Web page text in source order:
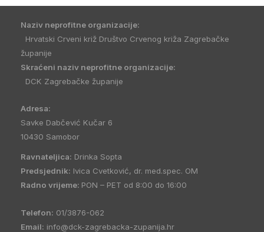
Naziv neprofitne organizacije:
Hrvatski Crveni križ Društvo Crvenog križa Zagrebačke
županije
Skraćeni naziv neprofitne organizacije:
DCK Zagrebačke županije
Adresa:
Savke Dabčević Kučar 6
10430 Samobor
Ravnateljica: Drinka Sopta
Predsjednik: Ivica Cvetković, dr. med.spec. OM
Radno vrijeme: PON – PET od 8:00 do 16:00
Telefon: 01/3876-062
Email: info@dck-zagrebacka-zupanija.hr